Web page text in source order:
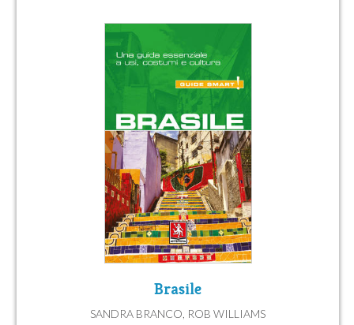
Brasile
SANDRA BRANCO ROB WILLIAMS